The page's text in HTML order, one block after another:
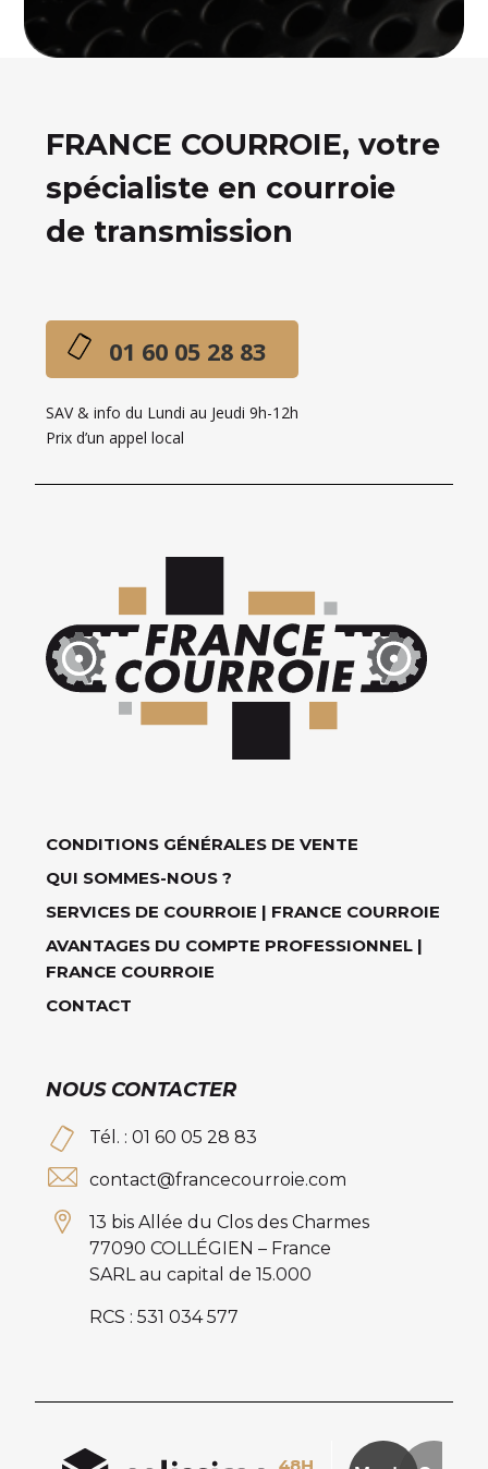
FRANCE COURROIE, votre
spécialiste en courroie
de transmission
01 60 05 28 83
SAV & info du Lundi au Jeudi 9h-12h
Prix d’un appel local
CONDITIONS GÉNÉRALES DE VENTE
QUI SOMMES-NOUS ?
SERVICES DE COURROIE | FRANCE COURROIE
AVANTAGES DU COMPTE PROFESSIONNEL |
FRANCE COURROIE
CONTACT
NOUS CONTACTER
Tél. : 01 60 05 28 83
contact@francecourroie.com
13 bis Allée du Clos des Charmes
77090 COLLÉGIEN – France
SARL au capital de 15.000
RCS : 531 034 577